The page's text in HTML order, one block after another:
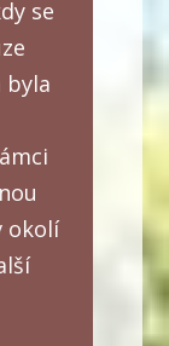
se
byla
okolí